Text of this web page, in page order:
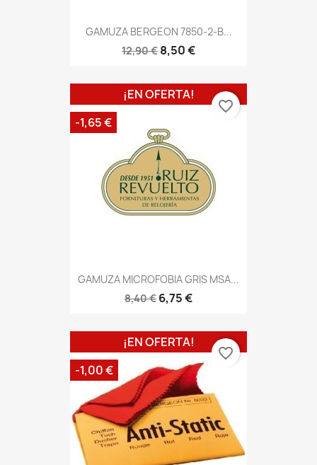
GAMUZA BERGEON 7850-2-B...
12,90 € 8,50 €
GAMUZA MICROFOBIA GRIS MSA...
8,40 € 6,75 €
¡EN OFERTA!
-1,65 €
favorite_border
¡EN OFERTA!
-1,00 €
favorite_border